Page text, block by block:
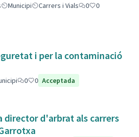
Municipi Carrers i Vials 0
0
i per la contaminació
0 0 Acceptada
director d'arbrat als carrers